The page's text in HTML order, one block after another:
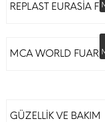
REPLAST EURASİA
MCA WORLD FUARI
GÜZELLİK VE BAKIM